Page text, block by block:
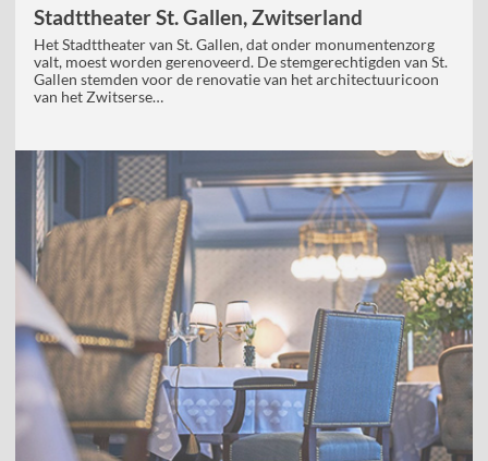
Stadttheater St. Gallen, Zwitserland
Het Stadttheater van St. Gallen, dat onder monumentenzorg
valt, moest worden gerenoveerd. De stemgerechtigden van St.
Gallen stemden voor de renovatie van het architectuuricoon
van het Zwitserse…